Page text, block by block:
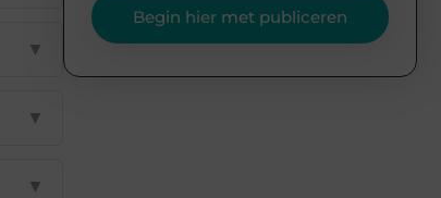
▼
▼
▼
Begin hier met publiceren